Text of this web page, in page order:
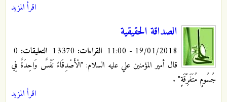
اقرأ المزيد
الصداقة الحقيقية
19/01/2018 - 11:00 القراءات: التعليقات:
قال أمير المؤمنين علي عليه السلام: "الْأَصْدِقَاءُ نَفْسٌ وَاحِدَةٌ فِي
جُسُومٍ مُتَفَرِّقَةٍ" .
اقرأ المزيد